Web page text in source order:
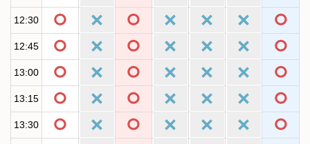
12:30
12:45
13:00
13:15
13:30